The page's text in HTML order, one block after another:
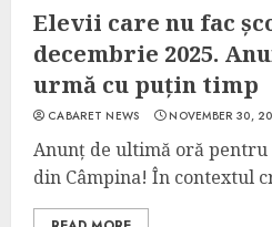
Elevii care nu fac
decembrie 2025.
urmă cu puțin timp
CABARET NEWS NOVEMBER 30,
Anunț de ultimă oră
din Câmpina! În contextul